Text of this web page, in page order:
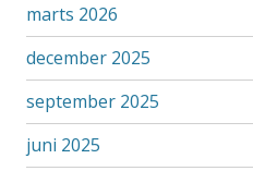
marts 2026
december 2025
september 2025
juni 2025